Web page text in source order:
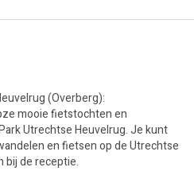
(Overberg):
mooie fietstochten en
Utrechtse Heuvelrug. Je kunt
en fietsen op de Utrechtse
bij de receptie.